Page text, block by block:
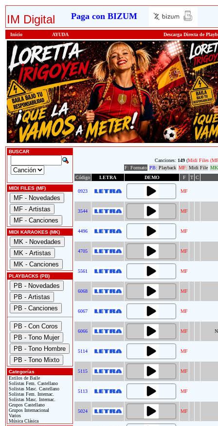
IM Digital Paga con BIZUM
Inicio AYUDA Descarga Directa de
BUSCAR
MIDI FILES (MF)
MIDI KARAOKES (MK)
PLAYBACKS (PB)
Categorías
Estilos de Baile
Solistas Fem. Castellano
Solistas Masc. Castellano
Solistas Fem. Internac.
Solistas Masc. Internac.
Grupos Castellano
Grupos Internacional
Varios
Música Clásica
Canciones: 149(Midi Files
F: Formato PB: Playback MF: Midi File
Código
LETRA DEMO F T C
0923 MF
3544 MF
4496 MF
4705 MF
5561 MF
6068 MF
6067 MF
6066 MF
5114 MF
5115 MF
5113 MF
5024 MF